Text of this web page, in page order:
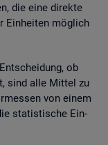
die eine di­rek­te
Ein­hei­ten mög­lich
ob
sind alle Mit­tel zu
von einem
sta­tis­ti­sche Ein­